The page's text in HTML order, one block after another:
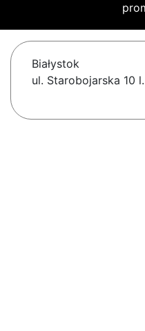
Białystok
ul. Starobojarska 10